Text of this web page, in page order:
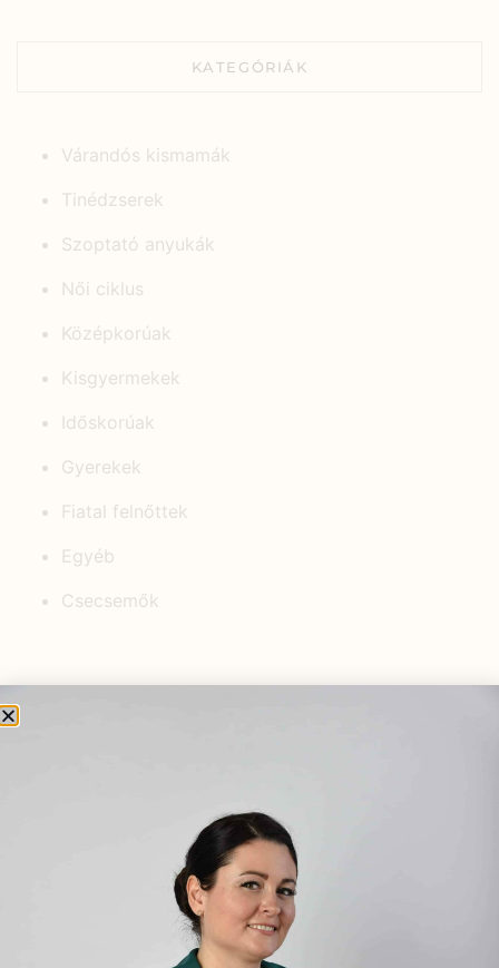
KATEGÓRIÁK
Várandós kismamák
Tinédzserek
Szoptató anyukák
Női ciklus
Középkorúak
Kisgyermekek
Időskorúak
Gyerekek
Fiatal felnőttek
Egyéb
Csecsemők
A nárcizmus és az
emésztőrendszer betegségei
2024.08.14.